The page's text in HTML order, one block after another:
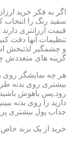
اگر به فکر خرید
قیمت ارزانتری
تنظیمات آنها دقت
و چشمگیر لذتبخش
گزینه های متعددش
هر چه نمایشگر روی
بیشتری روی بدنه
رود.پس باهوش
دارید را روی بدنه
جذاب پول بیشتری
خرید از یک برند